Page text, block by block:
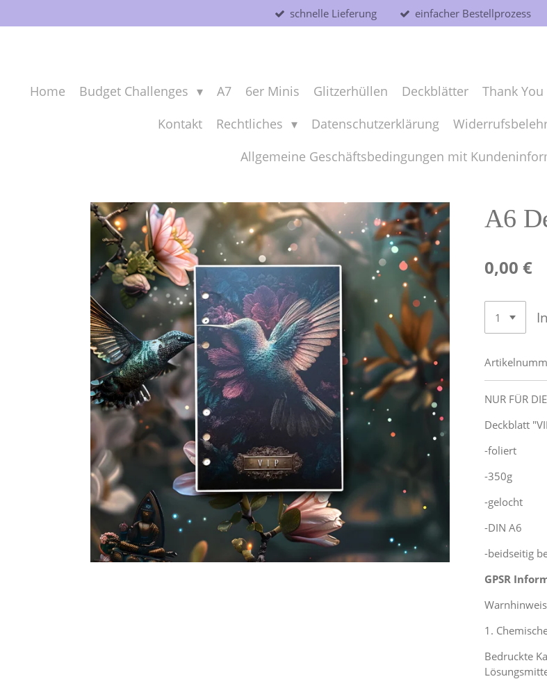
Hauptinhalt
schnelle Lieferung einfacher Bestellprozess
Home Budget Challenges A7 6er Minis Glitzerhüllen Deckblätter Thank
Kontakt
Rechtliches Datenschutzerklärung
Allgemeine Geschäftsbedingungen mit
A6
0,00 €
NUR FÜR
Deckblatt
-foliert
-350g
-gelocht
-DIN A6
-beidseitig
GPSR
1.
Bedruckte